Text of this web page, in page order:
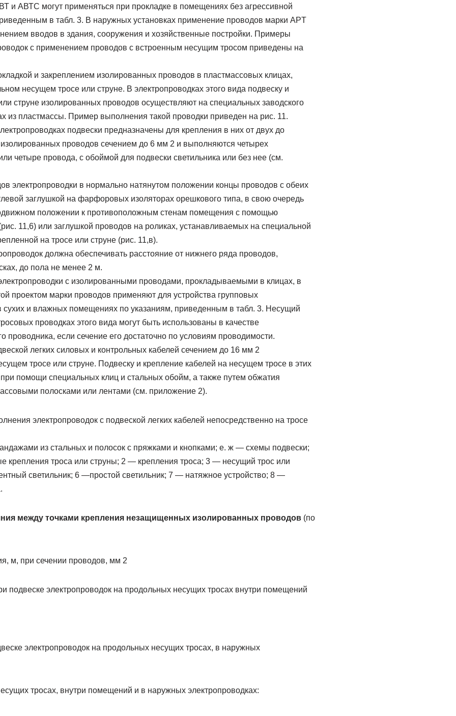
и АВТС могут применяться при прокладке в помещениях без агрессивной
в табл. 3. В наружных установках применение проводов марки APT
вводов в здания, сооружения и хозяйственные постройки. Примеры
с применением проводов с встроенным несущим тросом приведены на
и закреплением изолированных проводов в пластмассовых клицах,
несущем тросе или струне. В электропроводках этого вида подвеску и
струне изолированных проводов осуществляют на специальных заводского
из пластмассы. Пример выполнения такой проводки приведен на рис. 11.
подвески предназначены для крепления в них от двух до
проводов сечением до 6 мм 2 и выполняются четырех
четыре провода, с обоймой для подвески светильника или без нее (см.
электропроводки в нормально натянутом положении концы проводов с обеих
заглушкой на фарфоровых изоляторах орешкового типа, в свою очередь
положении к противоположным стенам помещения с помощью
11,6) или заглушкой проводов на роликах, устанавливаемых на специальной
на тросе или струне (рис. 11,в).
должна обеспечивать расстояние от нижнего ряда проводов,
до пола не менее 2 м.
с изолированными проводами, прокладываемыми в клицах, в
проектом марки проводов применяют для устройства групповых
сухих и влажных помещениях по указаниям, приведенным в табл. 3. Несущий
проводках этого вида могут быть использованы в качестве
проводника, если сечение его достаточно по условиям проводимости.
легких силовых и контрольных кабелей сечением до 16 мм 2
тросе или струне. Подвеску и крепление кабелей на несущем тросе в этих
помощи специальных клиц и стальных обойм, а также путем обжатия
полосками или лентами (см. приложение 2).
электропроводок с подвеской легких кабелей непосредственно на тросе
из стальных и полосок с пряжками и кнопками; е. ж — схемы подвески;
крепления троса или струны; 2 — крепления троса; 3 — несущий трос или
светильник; 6 —простой светильник; 7 — натяжное устройство; 8 —
между точками крепления незащищенных изолированных проводов(по
м, при сечении проводов, мм 2
подвеске электропроводок на продольных несущих тросах внутри помещений
электропроводок на продольных несущих тросах, в наружных
тросах, внутри помещений и в наружных электропроводках: